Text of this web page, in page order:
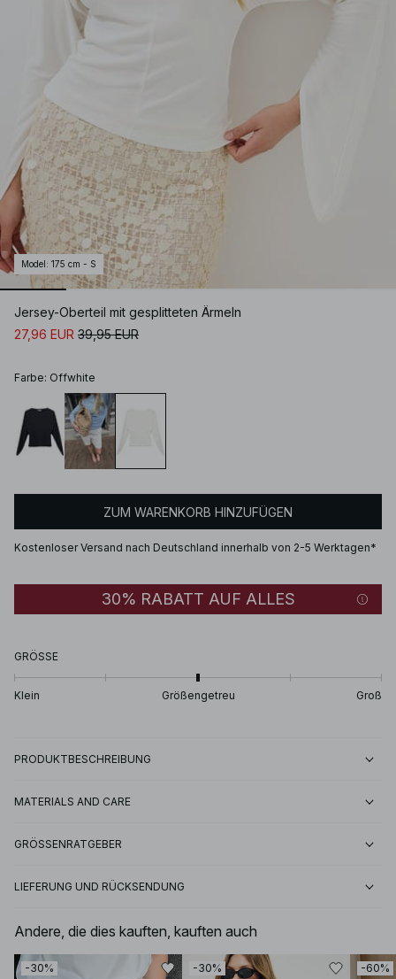
Model : 175 cm - S
Jersey-Oberteil mit gesplitteten Ärmeln
27,96 EUR 39,95 EUR
Farbe: Offwhite
ZUM WARENKORB HINZUFÜGEN
Kostenloser Versand nach Deutschland innerhalb von 2-5 Werktagen*
30% RABATT AUF ALLES
GRÖSSE
Klein Größengetreu Groß
PRODUKTBESCHREIBUNG
MATERIALS AND CARE
GRÖSSENRATGEBER
LIEFERUNG UND RÜCKSENDUNG
Andere, die dies kauften, kauften auch
-30% -30% -60%